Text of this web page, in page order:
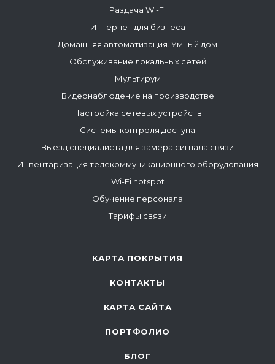
Раздача WI-FI
Интернет для бизнеса
Домашняя автоматизация. Умный дом
Обслуживание локальных сетей
Мультирум
Видеонаблюдение на производстве
Настройка сетевых устройств
Системы контроля доступа
Выезд специалиста для замера сигнала связи
Инвентаризация телекоммуникационного оборудования
Wi-Fi hotspot
Обучение персонала
Тарифы связи
КАРТА ПОКРЫТИЯ
КОНТАКТЫ
КАРТА САЙТА
ПОРТФОЛИО
БЛОГ